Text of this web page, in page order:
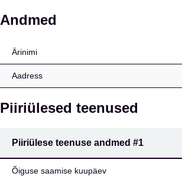
Macquarie
Andmed
Ärinimi
Aadress
Piiriülesed teenused
Piiriülese teenuse andmed #1
Õiguse saamise kuupäev